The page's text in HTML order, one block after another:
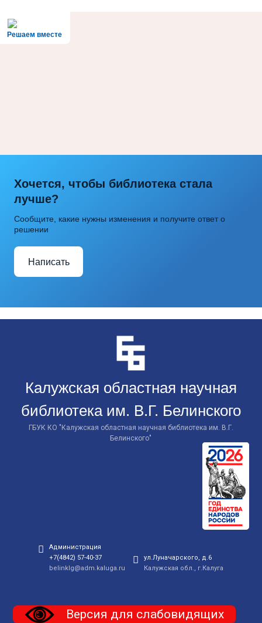
Решаем вместе
Хочется, чтобы библиотека стала
лучше?
Сообщите, какие нужны изменения и получите ответ о
решении
Написать
Калужская областная научная
библиотека им. В.Г. Белинского
ГБУК КО "Калужская областная научная библиотека им. В.Г.
Белинского"
Администрация
+7(4842) 57-40-37
belinklg@adm.kaluga.ru
ул.Луначарского, д.6
Калужская обл., г.Калуга
Версия для слабовидящих